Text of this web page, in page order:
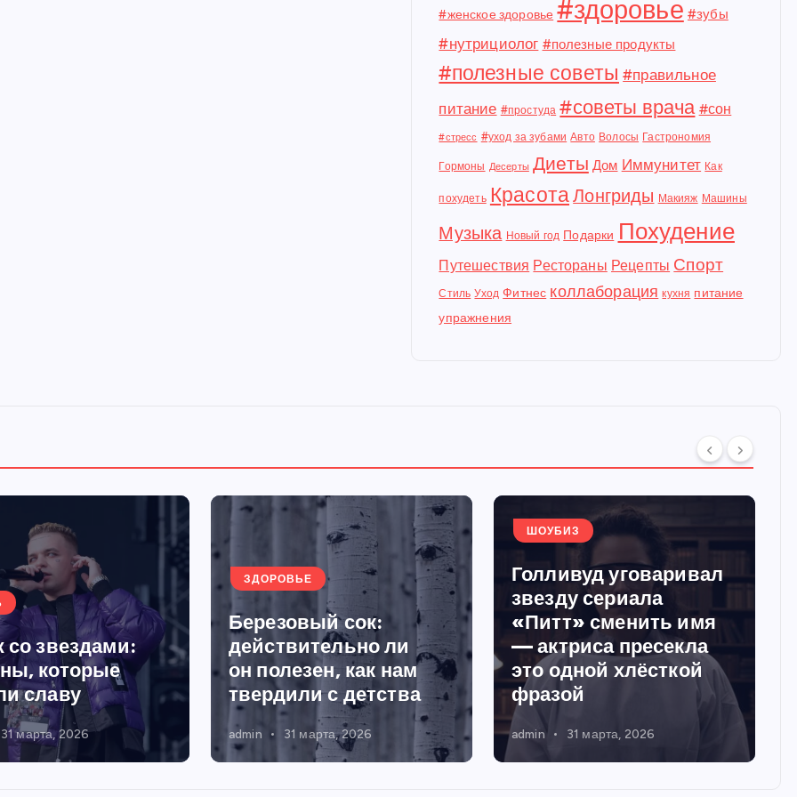
#женское здоровье #здоровье #зубы
#нутрициолог #полезные продукты
#полезные советы #правильное
питание #простуда #советы врача #сон
#стресс #уход за зубами Авто Волосы Гастрономия
Гормоны Десерты Диеты Дом Иммунитет Как
похудеть КрасотаЛонгриды Макияж Машины
Музыка Новый год Подарки Похудение
Путешествия Рестораны Рецепты Спорт
Стиль Уход Фитнес коллаборация кухня питание
упражнения
со звездами:
которые
славу
31 марта, 2026
ЗДОРОВЬЕ
Березовый сок:
действительно ли
он полезен, как нам
твердили с детства
admin 31 марта, 2026
ШОУБИЗ
Голливуд уговаривал
звезду сериала
«Питт» сменить имя
— актриса пресекла
это одной хлёсткой
фразой
admin 31 марта, 2026